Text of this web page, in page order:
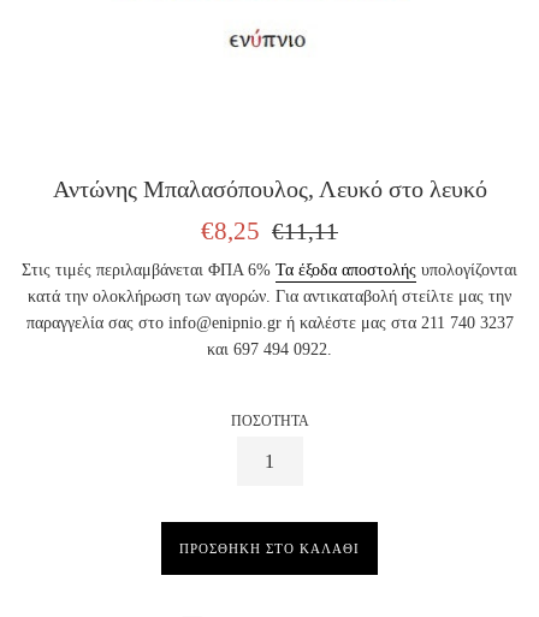
Αντώνης Μπαλασόπουλος, Λευκό στο λευκό
ΤΙΜΗ
€8,25
ΤΙΜΗ
€11,11
Στις τιμές περιλαμβάνεται ΦΠΑ 6% Τα έξοδα αποστολής υπολογίζονται
κατά την ολοκλήρωση των αγορών. Για αντικαταβολή στείλτε μας την
παραγγελία σας στο info@enipnio.gr ή καλέστε μας στα 211 740 3237
και 697 494 0922.
ΠΟΣΟΤΗΤΑ
ΠΡΟΣΘΗΚΗ ΣΤΟ ΚΑΛΑΘΙ